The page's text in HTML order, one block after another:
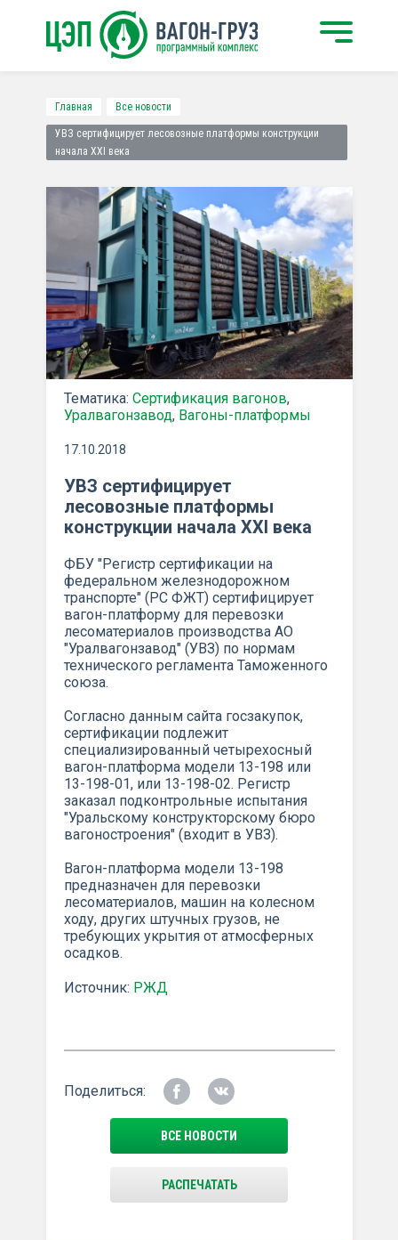
Главная Все новости
УВЗ сертифицирует лесовозные платформы конструкции
начала XXI века
Тематика: Сертификация вагонов,
Уралвагонзавод, Вагоны-платформы
17.10.2018
УВЗ сертифицирует
лесовозные платформы
конструкции начала XXI века
ФБУ "Регистр сертификации на
федеральном железнодорожном
транспорте" (РС ФЖТ) сертифицирует
вагон-платформу для перевозки
лесоматериалов производства АО
"Уралвагонзавод" (УВЗ) по нормам
технического регламента Таможенного
союза.
Согласно данным сайта госзакупок,
сертификации подлежит
специализированный четырехосный
вагон-платформа модели 13-198 или
13-198-01, или 13-198-02. Регистр
заказал подконтрольные испытания
"Уральскому конструкторскому бюро
вагоностроения" (входит в УВЗ).
Вагон-платформа модели 13-198
предназначен для перевозки
лесоматериалов, машин на колесном
ходу, других штучных грузов, не
требующих укрытия от атмосферных
осадков.
Источник: РЖД
Поделиться:
ВСЕ НОВОСТИ
РАСПЕЧАТАТЬ